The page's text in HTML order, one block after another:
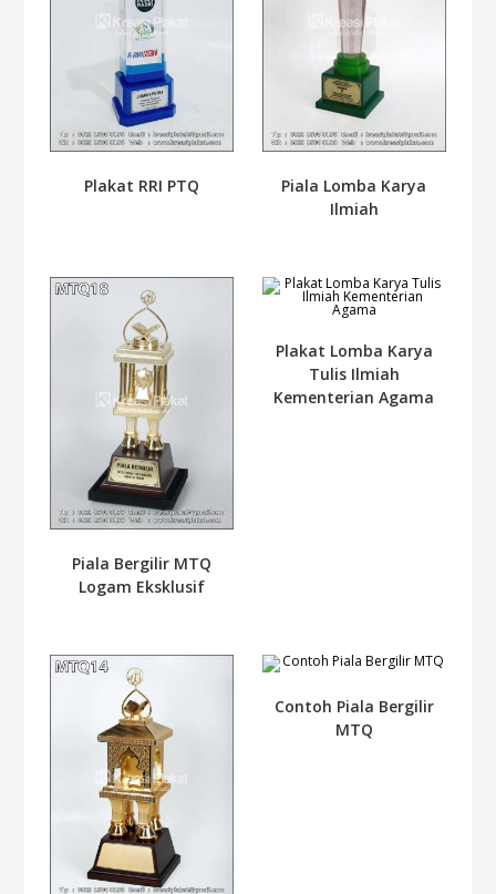
Plakat RRI PTQ
Piala Lomba Karya
Ilmiah
Piala Bergilir MTQ
Logam Eksklusif
Plakat Lomba Karya
Tulis Ilmiah
Kementerian Agama
Contoh Piala Bergilir
MTQ